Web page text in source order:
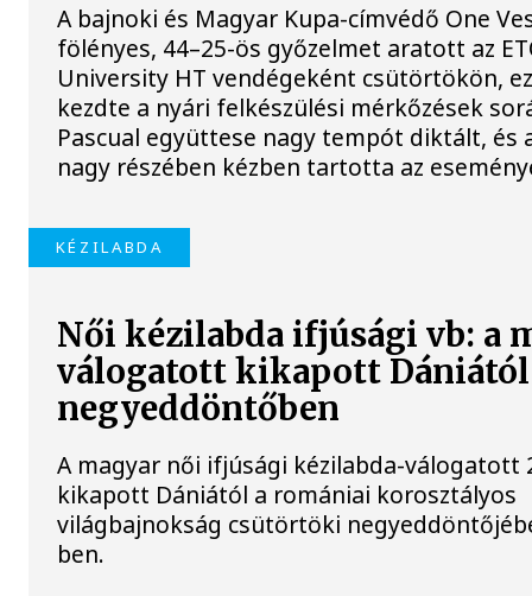
A bajnoki és Magyar Kupa-címvédő One
fölényes, 44–25-ös győzelmet aratott az
University HT vendégeként csütörtökön,
kezdte a nyári felkészülési mérkőzések
Pascual együttese nagy tempót diktált, és
nagy részében kézben tartotta az
KÉZILABDA
Női kézilabda ifjúsági vb: a
válogatott kikapott Dániától
negyeddöntőben
A magyar női ifjúsági kézilabda-válogatott
kikapott Dániától a romániai korosztályos
világbajnokság csütörtöki
ben.